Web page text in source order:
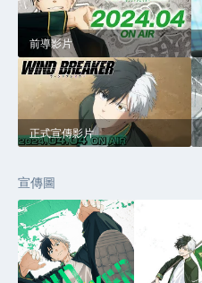
前導影片
正式宣傳影片
宣傳圖